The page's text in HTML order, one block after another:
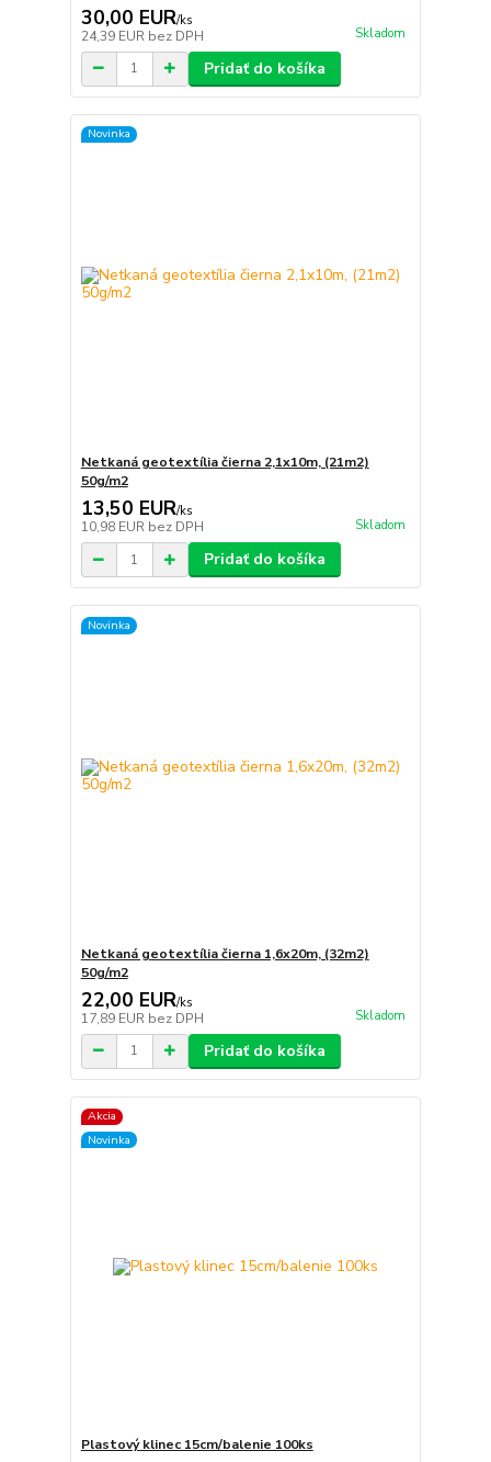
30,00 EUR/ks
24,39 EUR bez DPH Skladom
Pridať do košíka
Novinka
Netkaná geotextília čierna 2,1x10m, (21m2)
50g/m2
13,50 EUR/ks
10,98 EUR bez DPH Skladom
Pridať do košíka
Novinka
Netkaná geotextília čierna 1,6x20m, (32m2)
50g/m2
22,00 EUR/ks
17,89 EUR bez DPH Skladom
Pridať do košíka
Akcia
Novinka
Plastový klinec 15cm/balenie 100ks